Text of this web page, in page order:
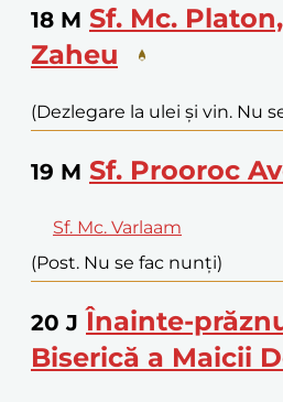
18 M Sf. Mc.
Zaheu
(Dezlegare la ulei și vin. Nu
19 M Sf. Prooroc
Sf. Mc. Varlaam
(Post. Nu se fac nunți)
20 J Înainte-
Biserică a Maicii